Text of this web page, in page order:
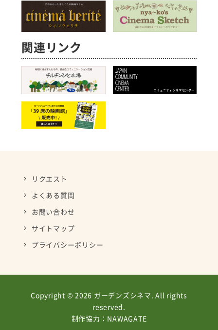
関連リンク
リクエスト
よくある質問
お問い合わせ
サイトマップ
プライバシーポリシー
Copyright © 2026 ガーデンズシネマ. All rights
reserved.
制作協力： NAWAGATE